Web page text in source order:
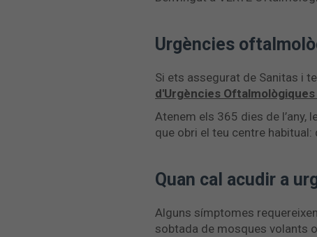
Urgències
Si ets assegurat de Sanitas i
d'Urgències Oftalmològiques
Atenem els 365 dies de l’any,
que obri el teu centre
Quan cal acudir a
Alguns símptomes
sobtada de mosques volants